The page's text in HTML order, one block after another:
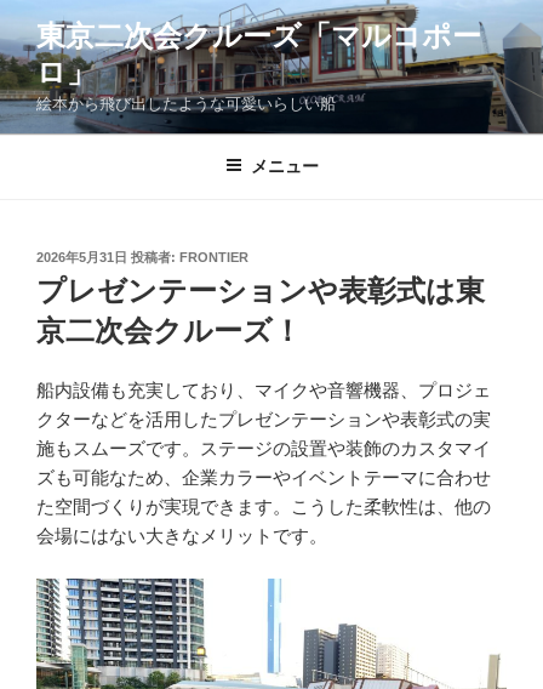
ン
テ
ン
ツ
東京二次会クルーズ「マルコポー
ロ」
絵本から飛び出したような可愛いらしい船
メニュー
投
稿
日:
2026年5月31日 投稿者: FRONTIER
プレゼンテーションや表彰式は東
京二次会クルーズ！
船内設備も充実しており、マイクや音響機器、プロジェ
クターなどを活用したプレゼンテーションや表彰式の実
施もスムーズです。ステージの設置や装飾のカスタマイ
ズも可能なため、企業カラーやイベントテーマに合わせ
た空間づくりが実現できます。こうした柔軟性は、他の
会場にはない大きなメリットです。